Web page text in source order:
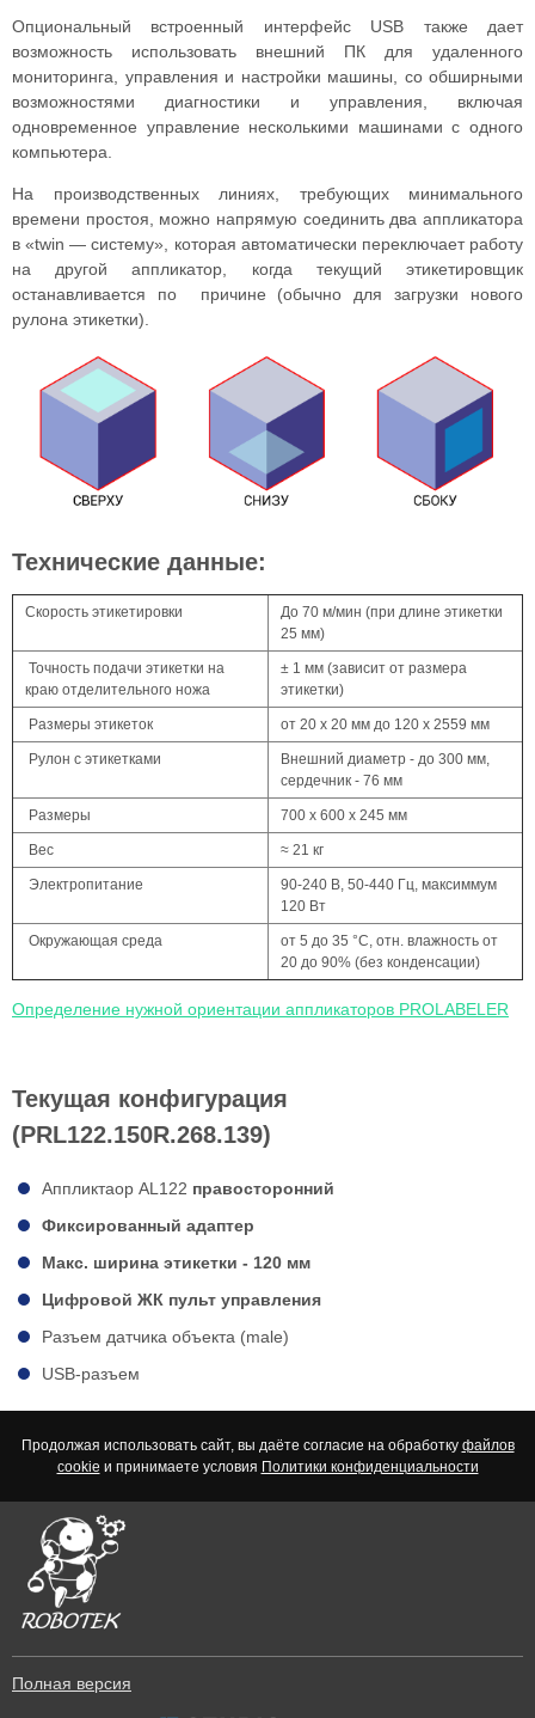
Опциональный встроенный интерфейс USB также дает
возможность использовать внешний ПК для удаленного
мониторинга, управления и настройки машины, со обширными
возможностями диагностики и управления, включая
одновременное управление несколькими машинами с одного
компьютера.
На производственных линиях, требующих минимального
времени простоя, можно напрямую соединить два аппликатора
в «twin — систему», которая автоматически переключает работу
на другой аппликатор, когда текущий этикетировщик
останавливается по причине (обычно для загрузки нового
рулона этикетки).
Технические данные:
Скорость этикетировки
До 70 м/мин (при длине этикетки
25 мм)
Точность подачи этикетки на
краю отделительного ножа
± 1 мм (зависит от размера
этикетки)
Размеры этикеток от 20 x 20 мм до 120 x 2559 мм
Рулон с этикетками
Внешний диаметр - до 300 мм,
сердечник - 76 мм
Размеры 700 x 600 x 245 мм
Вес ≈ 21 кг
Электропитание
90-240 В, 50-440 Гц, максиммум
120 Вт
Окружающая среда
от 5 до 35 °C, отн. влажность от
20 до 90% (без конденсации)
Определение нужной ориентации аппликаторов PROLABELER
Текущая конфигурация
(PRL122.150R.268.139)
Аппликтаор AL122 правосторонний
Фиксированный адаптер
Макс. ширина этикетки - 120 мм
Цифровой ЖК пульт управления
Разъем датчика объекта (male)
USB-разъем
Продолжая использовать сайт, вы даёте согласие на обработку файлов
cookie и принимаете условия Политики конфиденциальности
Полная версия